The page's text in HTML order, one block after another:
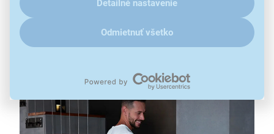
Detailné nastavenie
Odmietnuť všetko
svetlá a spotrebiče sa vďaka nemu správajú ako
inteligentné zariadenia a môžete ich ovládať
odkiaľkoľvek prostredníctvom